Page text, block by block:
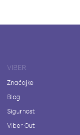
VIBER
Značajke
Blog
Sigurnost
Viber Out